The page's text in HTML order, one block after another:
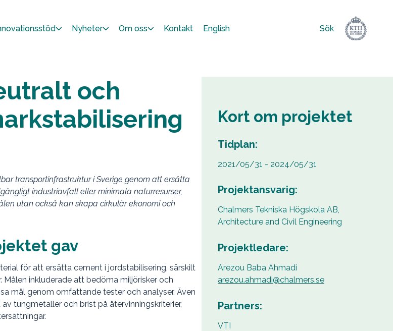
Nyheter Om oss Kontakt English Sök
Sök
efter:
och
transportinfrastruktur i Sverige genom att ersätta
industriavfall eller minimala naturresurser,
utan också kan skapa cirkulär ekonomi och
gav
för att ersätta cement i jordstabilisering, särskilt
inkluderade att bedöma miljörisker och
mål genom omfattande tester och analyser. Även
tungmetaller och brist på återvinningskriterier,
Kort om projektet
Tidplan:
2021/05/31 - 2024/05/31
Projektansvarig:
Chalmers Tekniska Högskola AB,
Architecture and Civil Engineering
Projektledare:
Arezou Baba Ahmadi
arezou.ahmadi@chalmers.se
Partners:
VTI